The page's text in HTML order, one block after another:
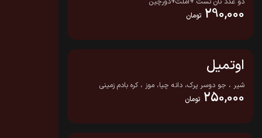
290,000 تومان
اوتمیل
شیر ، جو دوسر پرک، دانه چیا، موز ، کره بادم زمینی
250,000 تومان